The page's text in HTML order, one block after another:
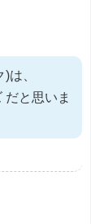
は、
と思いま